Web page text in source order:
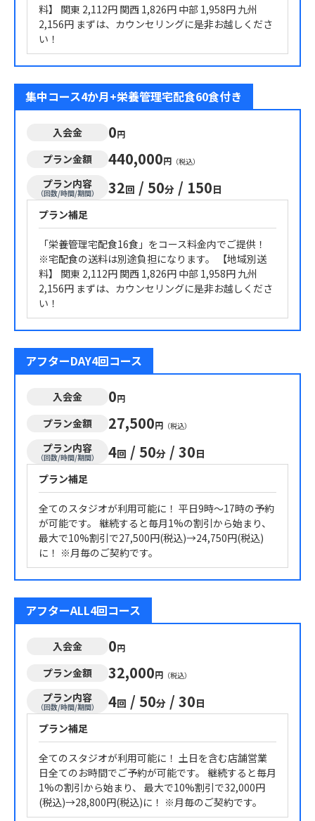
料】 関東 2,112円 関西 1,826円 中部 1,958円 九州
2,156円 まずは、カウンセリングに是非お越しくださ
い！
集中コース4か月+栄養管理宅配食60食付き
入会金 0円
プラン金額 440,000円 （税込）
プラン内容
（回数/時間/期間） 32回 / 50分 / 150日
プラン補足
「栄養管理宅配食16食」をコース料金内でご提供！
※宅配食の送料は別途負担になります。 【地域別送
料】 関東 2,112円 関西 1,826円 中部 1,958円 九州
2,156円 まずは、カウンセリングに是非お越しくださ
い！
アフターDAY4回コース
入会金 0円
プラン金額 27,500円 （税込）
プラン内容
（回数/時間/期間） 4回 / 50分 / 30日
プラン補足
全てのスタジオが利用可能に！ 平日9時～17時の予約
が可能です。 継続すると毎月1%の割引から始まり、
最大で10%割引で27,500円(税込)→24,750円(税込)
に！ ※月毎のご契約です。
アフターALL4回コース
入会金 0円
プラン金額 32,000円 （税込）
プラン内容
（回数/時間/期間） 4回 / 50分 / 30日
プラン補足
全てのスタジオが利用可能に！ 土日を含む店舗営業
日全てのお時間でご予約が可能です。 継続すると毎月
1%の割引から始まり、 最大で10%割引で32,000円
(税込)→28,800円(税込)に！ ※月毎のご契約です。